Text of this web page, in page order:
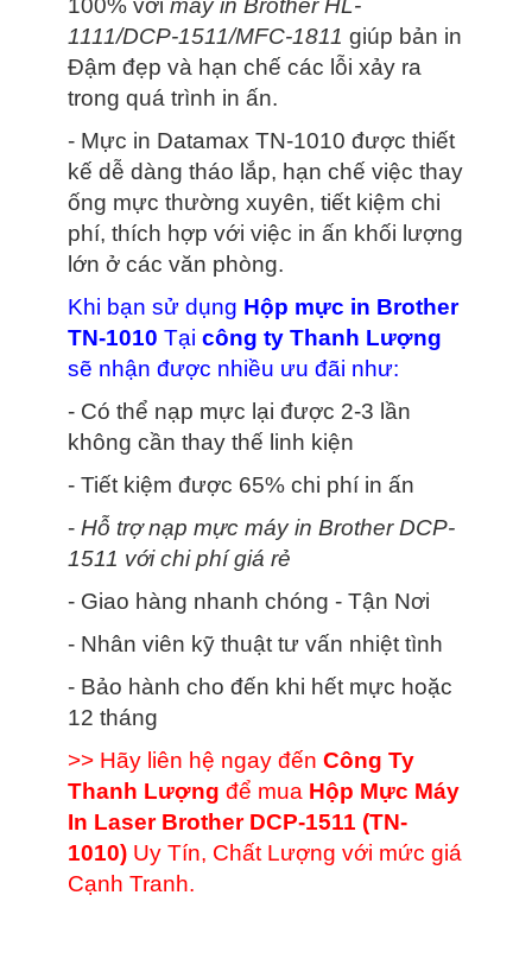
100% vớimáy in Brother HL-
1111/DCP-1511/MFC-1811 giúp bản in
Đậm đẹp và hạn chế các lỗi xảy ra
trong quá trình in ấn.
- Mực in Datamax TN-1010 được thiết
kế dễ dàng tháo lắp, hạn chế việc thay
ống mực thường xuyên, tiết kiệm chi
phí, thích hợp với việc in ấn khối lượng
lớn ở các văn phòng.
Khi bạn sử dụng Hộp mực in Brother
TN-1010 Tạicông ty Thanh Lượng
sẽ nhận được nhiều ưu đãi như:
- Có thể nạp mực lại được 2-3 lần
không cần thay thế linh kiện
- Tiết kiệm được 65% chi phí in ấn
-Hỗ trợ nạp mực máy in Brother DCP-
1511 với chi phí giá rẻ
- Giao hàng nhanh chóng - Tận Nơi
- Nhân viên kỹ thuật tư vấn nhiệt tình
- Bảo hành cho đến khi hết mực hoặc
12 tháng
>> Hãy liên hệ ngay đếnCông Ty
Thanh Lượng để mua Hộp Mực Máy
In Laser Brother DCP-1511 (TN-
1010) Uy Tín, Chất Lượng với mức giá
Cạnh Tranh.